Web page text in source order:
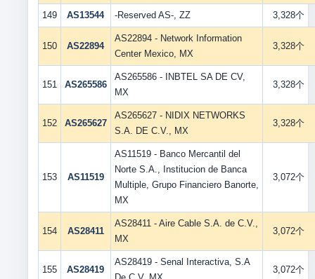
149 AS13544 -Reserved AS-, ZZ 3,328个
150 AS22894
AS22894 - Network Information
Center Mexico, MX
3,328个
151 AS265586
AS265586 - INBTEL SA DE CV,
MX
3,328个
152 AS265627
AS265627 - NIDIX NETWORKS
S.A. DE C.V., MX
3,328个
153 AS11519
AS11519 - Banco Mercantil del
Norte S.A., Institucion de Banca
Multiple, Grupo Financiero Banorte,
MX
3,072个
154 AS28411
AS28411 - Aire Cable S.A. de C.V.,
MX
3,072个
155 AS28419
AS28419 - Senal Interactiva, S.A
3,072个